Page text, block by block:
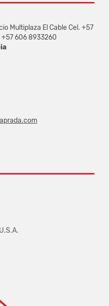
Multiplaza El Cable Cel. +57
606 8933260